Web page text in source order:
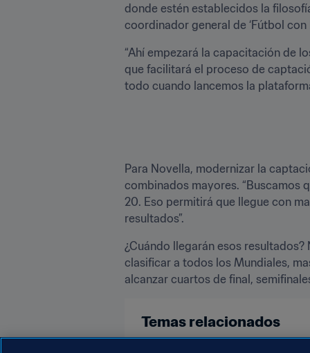
donde estén establecidos la
coordinador general de ‘Fútbol con
“Ahí empezará la capacitación de
que facilitará el proceso de
todo cuando lancemos la
Para Novella, modernizar la
combinados mayores. “Buscamos
20. Eso permitirá que llegue con
resultados”.
¿Cuándo llegarán esos
clasificar a todos los Mundiales,
alcanzar cuartos de final,
Temas relacionados